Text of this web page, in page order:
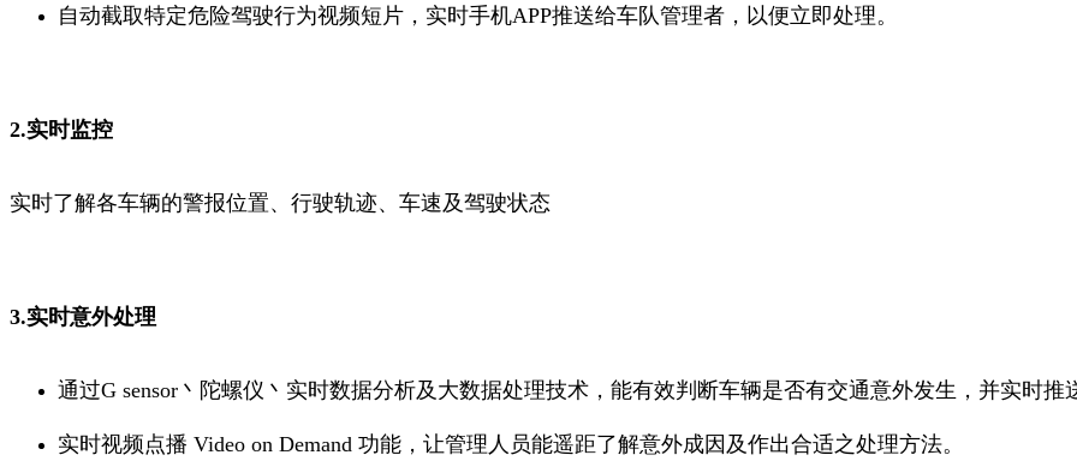
自动截取特定危险驾驶行为视频短片，实时手机APP推送给车队管理者，以便立即处理。
2.实时监控
实时了解各车辆的警报位置、行驶轨迹、车速及驾驶状态
3.实时意外处理
通过G sensor丶陀螺仪丶实时数据分析及大数据处理技术，能有效判断车辆是否有交通意外发生，并实时
实时视频点播 Video on Demand 功能，让管理人员能遥距了解意外成因及作出合适之处理方法。